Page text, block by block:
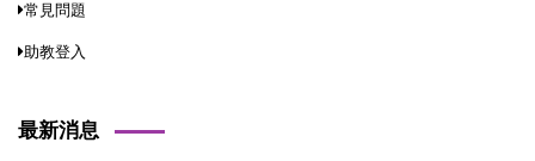
常見問題
助教登入
最新消息